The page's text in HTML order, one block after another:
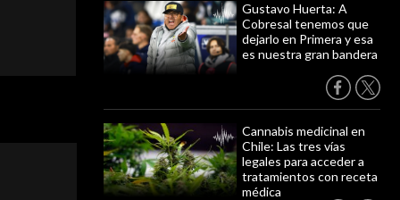
Gustavo Huerta: A
Cobresal tenemos que
dejarlo en Primera y esa
es nuestra gran bandera
Cannabis medicinal en
Chile: Las tres vías
legales para acceder a
tratamientos con receta
médica